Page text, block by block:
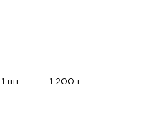
1 шт. 1 200 г.